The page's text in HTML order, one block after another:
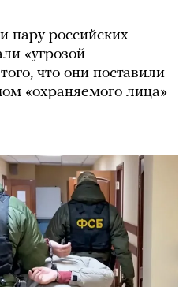
российских
«угрозой
что они поставили
«охраняемого лица»